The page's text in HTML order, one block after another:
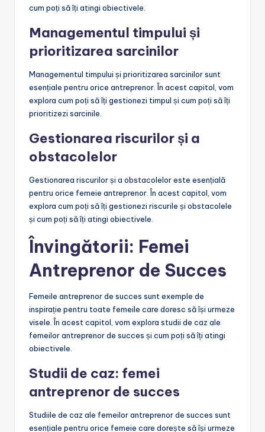
cum poți să îți atingi obiectivele.
Managementul timpului și
prioritizarea sarcinilor
Managementul timpului și prioritizarea sarcinilor sunt
esențiale pentru orice antreprenor. În acest capitol, vom
explora cum poți să îți gestionezi timpul și cum poți să îți
prioritizezi sarcinile.
Gestionarea riscurilor și a
obstacolelor
Gestionarea riscurilor și a obstacolelor este esențială
pentru orice femeie antreprenor. În acest capitol, vom
explora cum poți să îți gestionezi riscurile și obstacolele
și cum poți să îți atingi obiectivele.
Învingătorii: Femei
Antreprenor de Succes
Femeile antreprenor de succes sunt exemple de
inspirație pentru toate femeile care doresc să își urmeze
visele. În acest capitol, vom explora studii de caz ale
femeilor antreprenor de succes și cum poți să îți atingi
obiectivele.
Studii de caz: femei
antreprenor de succes
Studiile de caz ale femeilor antreprenor de succes sunt
esențiale pentru orice femeie care dorește să își urmeze